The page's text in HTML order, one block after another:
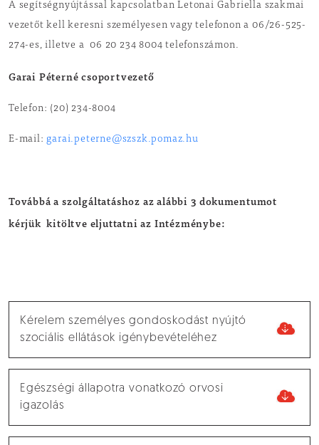
A segítségnyújtással kapcsolatban Letonai Gabriella szakmai
vezetőt kell keresni személyesen vagy telefonon a 06/26-525-
274-es, illetve a 06 20 234 8004 telefonszámon.
Garai Péternécsoportvezető
Telefon: (20) 234-8004
E-mail:garai.peterne@szszk.pomaz.hu
Továbbá a szolgáltatáshoz az alábbi 3 dokumentumot
kérjük kitöltve eljuttatni az Intézménybe:
Kérelem személyes gondoskodást nyújtó
szociális ellátások igénybevételéhez
Egészségi állapotra vonatkozó orvosi
igazolás